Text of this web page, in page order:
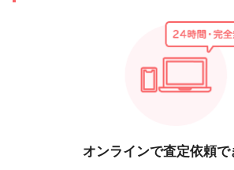
オンラインで査定依頼で